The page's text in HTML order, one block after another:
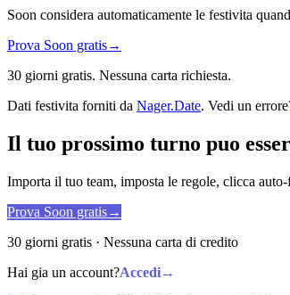
Soon considera automaticamente le festivita
Prova Soon gratis→
30 giorni gratis. Nessuna carta richiesta.
Dati festivita forniti da Nager.Date. Vedi un
Il tuo prossimo turno puo
Importa il tuo team, imposta le regole, clicca
Prova Soon gratis→
30 giorni gratis · Nessuna carta di credito
Hai gia un account?Accedi→